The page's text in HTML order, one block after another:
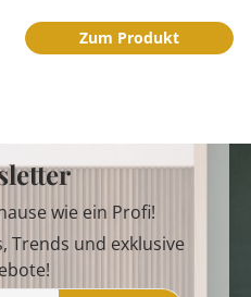
Zum Produkt
wie ein Profi!
Trends und exklusive